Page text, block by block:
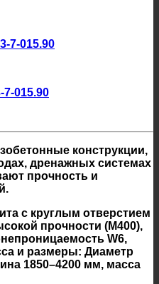
015.90
конструкции,
дренажных системах
прочность и
с круглым отверстием
прочности (М400),
W6,
и размеры: Диаметр
1850–4200 мм, масса